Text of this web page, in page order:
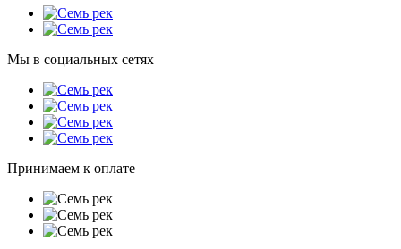
Мы в социальных сетях
Принимаем к оплате